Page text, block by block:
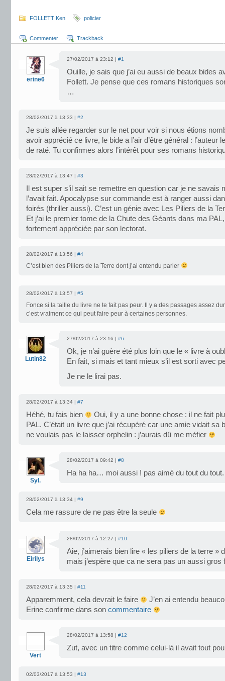
FOLLETT Ken policier
Commenter Trackback
erine6
27/02/2017 à 23:12 | #1
Ouille, je sais que j’ai eu aussi de beaux bides
Follett. Je pense que ces romans historiques
…
28/02/2017 à 13:33 | #2
Je suis allée regarder sur le net pour voir si nous étions
avoir apprécié ce livre, le bide a l’air d’être général : l’auteur
de raté. Tu confirmes alors l’intérêt pour ses romans
28/02/2017 à 13:47 | #3
Il est super s’il sait se remettre en question car je ne savais
l’avait fait. Apocalypse sur commande est à ranger aussi
foirés (thriller aussi). C’est un génie avec Les Piliers de la
Et j’ai le premier tome de la Chute des Géants dans ma
fortement appréciée par son lectorat.
28/02/2017 à 13:56 | #4
C’est bien des Piliers de la Terre dont j’ai entendu parler
28/02/2017 à 13:57 | #5
Fonce si la taille du livre ne te fait pas peur. Il y a des passages assez
c’est vraiment ce qui peut faire peur à certaines personnes.
Lutin82
27/02/2017 à 23:16 | #6
Ok, je n’ai guère été plus loin que le « livre à
En fait, si mais et tant mieux s’il est sorti avec
Je ne le lirai pas.
28/02/2017 à 13:34 | #7
Héhé, tu fais bien
Oui, il y a une bonne chose : il ne fait
PAL. C’était un livre que j’ai récupéré car une amie vidait sa
ne voulais pas le laisser orphelin : j’aurais dû me méfier
Syl.
28/02/2017 à 09:42 | #8
Ha ha ha… moi aussi ! pas aimé du tout du tout.
28/02/2017 à 13:34 | #9
Cela me rassure de ne pas être la seule
Eirilys
28/02/2017 à 12:27 | #10
Aie, j’aimerais bien lire « les piliers de la terre »
mais j’espère que ca ne sera pas un aussi
28/02/2017 à 13:35 | #11
Apparemment, cela devrait le faire
J’en ai entendu
Erine confirme dans son commentaire
Vert
28/02/2017 à 13:58 | #12
Zut, avec un titre comme celui-là il avait tout
02/03/2017 à 13:53 | #13